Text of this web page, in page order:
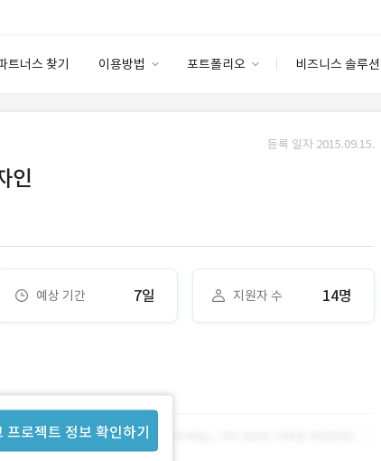
트너스 찾기 이용방법 포트폴리오 비즈니스 솔루션
안심 코드 케어
등록 일자 2015.09.15.
인
예상 기간 7일 지원자 수 14명
프로젝트 정보 확인하기